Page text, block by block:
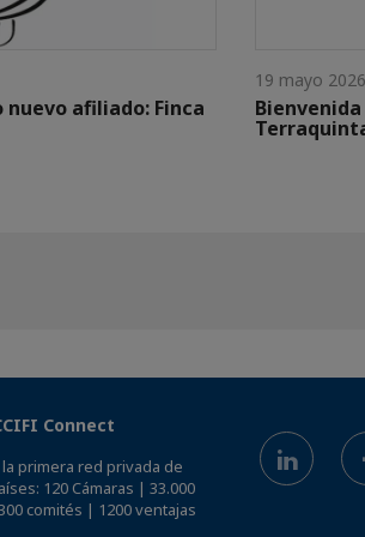
afiliado: Finca
19 mayo 2026
Connect
primera red privada de
120 Cámaras | 33.000
comités | 1200 ventajas